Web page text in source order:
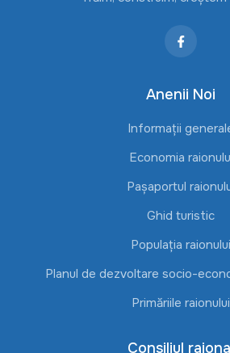
Anenii Noi
Informații
Economia
Pașaportul
Ghid turistic
Populația raionului
Planul de dezvoltare socio-
Primăriile raionului
Consiliul